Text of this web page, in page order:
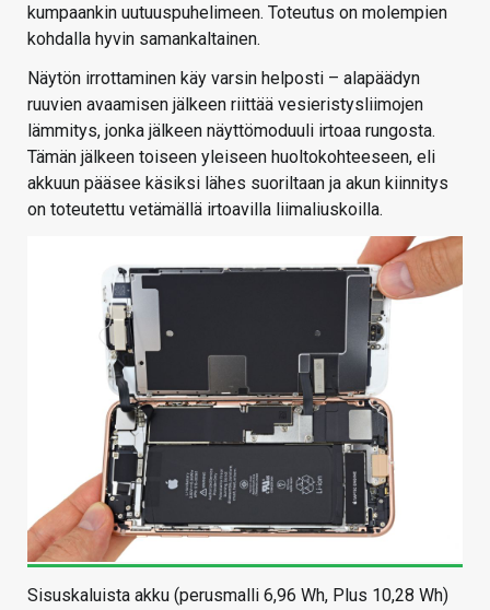
kumpaankin uutuuspuhelimeen. Toteutus on molempien
kohdalla hyvin samankaltainen.
Näytön irrottaminen käy varsin helposti – alapäädyn
ruuvien avaamisen jälkeen riittää vesieristysliimojen
lämmitys, jonka jälkeen näyttömoduuli irtoaa rungosta.
Tämän jälkeen toiseen yleiseen huoltokohteeseen, eli
akkuun pääsee käsiksi lähes suoriltaan ja akun kiinnitys
on toteutettu vetämällä irtoavilla liimaliuskoilla.
Sisuskaluista akku (perusmalli 6,96 Wh, Plus 10,28 Wh)